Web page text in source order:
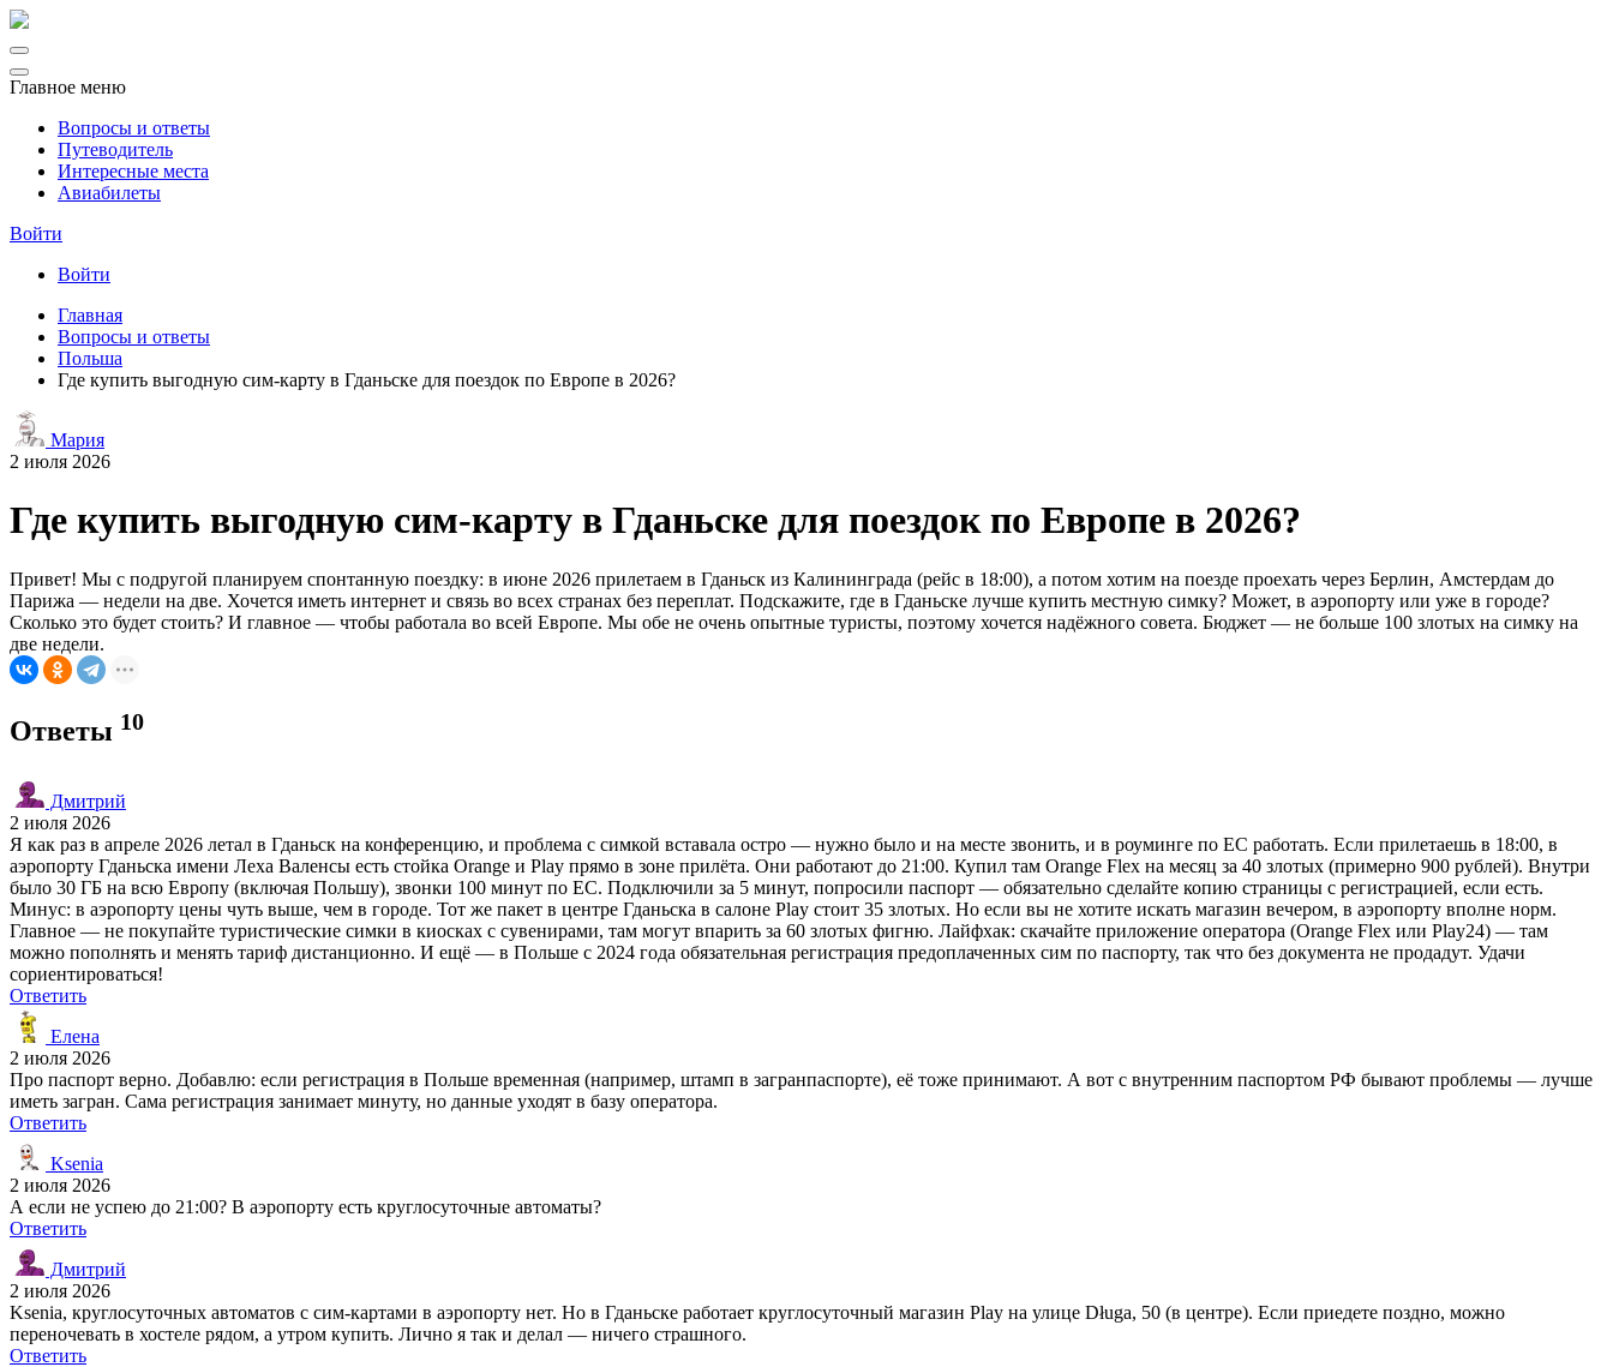
Главное меню
Вопросы и ответы
Путеводитель
Интересные места
Авиабилеты
Войти
Войти
Главная
Вопросы и ответы
Польша
Где купить выгодную сим-карту в Гданьске для поездок по Европе в 2026?
Мария
2 июля 2026
Где купить выгодную сим-карту в Гданьске для поездок по Европе в 2026?
Привет! Мы с подругой планируем спонтанную поездку: в июне 2026 прилетаем в Гданьск из Калининграда (рейс в 18:00), а потом хотим на поезде проехать через Берлин, Амстердам до
Парижа — недели на две. Хочется иметь интернет и связь во всех странах без переплат. Подскажите, где в Гданьске лучше купить местную симку? Может, в аэропорту или уже в городе?
Сколько это будет стоить? И главное — чтобы работала во всей Европе. Мы обе не очень опытные туристы, поэтому хочется надёжного совета. Бюджет — не больше 100 злотых на симку на
две недели.
Ответы 10
Дмитрий
2 июля 2026
Я как раз в апреле 2026 летал в Гданьск на конференцию, и проблема с симкой вставала остро — нужно было и на месте звонить, и в роуминге по ЕС работать. Если прилетаешь в 18:00, в
аэропорту Гданьска имени Леха Валенсы есть стойка Orange и Play прямо в зоне прилёта. Они работают до 21:00. Купил там Orange Flex на месяц за 40 злотых (примерно 900 рублей). Внутри
было 30 ГБ на всю Европу (включая Польшу), звонки 100 минут по ЕС. Подключили за 5 минут, попросили паспорт — обязательно сделайте копию страницы с регистрацией, если есть.
Минус: в аэропорту цены чуть выше, чем в городе. Тот же пакет в центре Гданьска в салоне Play стоит 35 злотых. Но если вы не хотите искать магазин вечером, в аэропорту вполне норм.
Главное — не покупайте туристические симки в киосках с сувенирами, там могут впарить за 60 злотых фигню. Лайфхак: скачайте приложение оператора (Orange Flex или Play24) — там
можно пополнять и менять тариф дистанционно. И ещё — в Польше с 2024 года обязательная регистрация предоплаченных сим по паспорту, так что без документа не продадут. Удачи
сориентироваться!
Ответить
Елена
2 июля 2026
Про паспорт верно. Добавлю: если регистрация в Польше временная (например, штамп в загранпаспорте), её тоже принимают. А вот с внутренним паспортом РФ бывают проблемы — лучше
иметь загран. Сама регистрация занимает минуту, но данные уходят в базу оператора.
Ответить
Ksenia
2 июля 2026
А если не успею до 21:00? В аэропорту есть круглосуточные автоматы?
Ответить
Дмитрий
2 июля 2026
Ksenia, круглосуточных автоматов с сим-картами в аэропорту нет. Но в Гданьске работает круглосуточный магазин Play на улице Długa, 50 (в центре). Если приедете поздно, можно
переночевать в хостеле рядом, а утром купить. Лично я так и делал — ничего страшного.
Ответить